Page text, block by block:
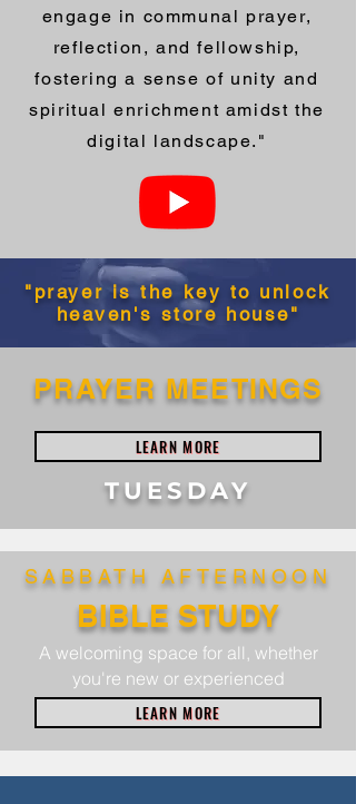
engage in communal prayer,
reflection, and fellowship,
fostering a sense of unity and
spiritual enrichment amidst the
digital landscape."
"prayer is the key to unlock
heaven's store house"
PRAYER MEETINGS
LEARN MORE
TUESDAY
SABBATH AFTERNOON
BIBLE STUDY
A welcoming space for all, whether
you're new or experienced
LEARN MORE